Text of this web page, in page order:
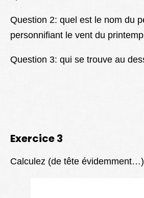
Question 2: quel est le nom du
personnifiant le vent du
Question 3: qui se trouve au
Exercice 3
Calculez (de tête